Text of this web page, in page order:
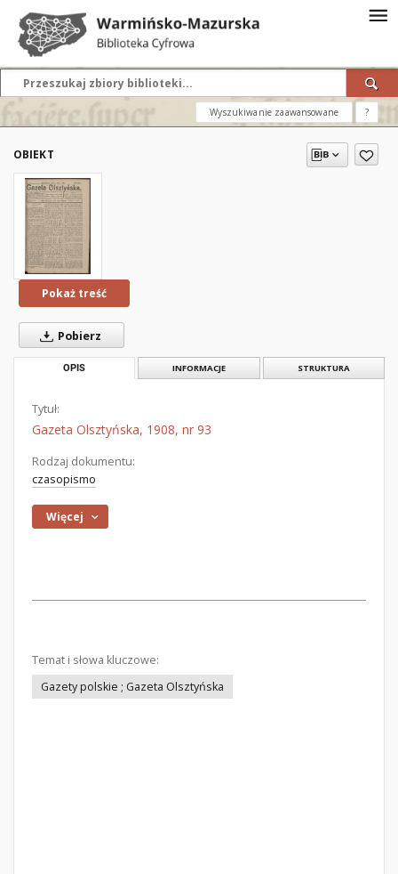
Wyszukiwanie zaawansowane ?
OBIEKT
Pokaż treść
Pobierz
OPIS INFORMACJE STRUKTURA
Tytuł:
Gazeta Olsztyńska, 1908, nr 93
Rodzaj dokumentu:
czasopismo
Więcej
Temat i słowa kluczowe:
Gazety polskie ; Gazeta Olsztyńska